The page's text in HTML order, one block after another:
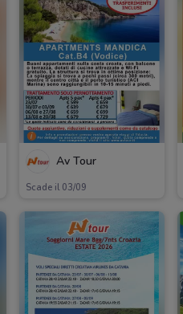
Av Tour
Scade il 03/09